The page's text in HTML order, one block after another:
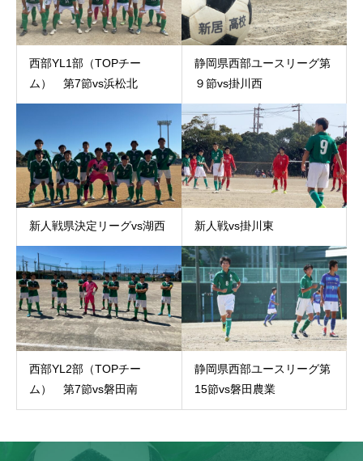
西部YL1部（TOPチー
ム） 第7節vs浜松北
静岡県西部ユースリーグ第
９節vs掛川西
新人戦県決定リーグvs湖西 新人戦vs掛川東
西部YL2部（TOPチー
ム） 第7節vs磐田南
静岡県西部ユースリーグ第
15節vs磐田農業